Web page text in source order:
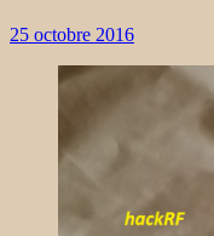
25 octobre 2016